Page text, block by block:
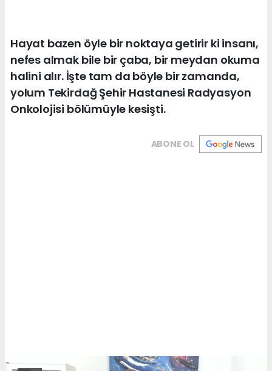
Hayat bazen öyle bir noktaya getirir ki insanı,
nefes almak bile bir çaba, bir meydan okuma
halini alır. İşte tam da böyle bir zamanda,
yolum Tekirdağ Şehir Hastanesi Radyasyon
Onkolojisi bölümüyle kesişti.
ABONE OL